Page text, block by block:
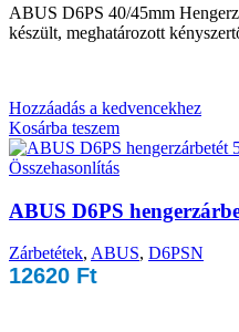
ABUS D6PS 40/45mm
készült, meghatározott
Hozzáadás a kedvencekhez
Kosárba teszem
Összehasonlítás
ABUS D6PS
Zárbetétek, ABUS, D6PSN
12620 Ft